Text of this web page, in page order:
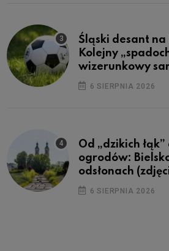
Śląski desant na
Kolejny
wizerunkowy
6 SIERPNIA 2026
Od „dzikich
ogrodów:
odsłonach
6 SIERPNIA 2026